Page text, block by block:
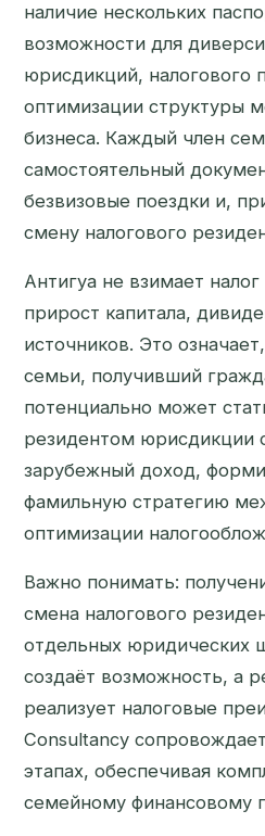
наличие нескольких
возможности для
юрисдикций, налогового
оптимизации структуры
бизнеса. Каждый член
самостоятельный
безвизовые поездки и,
смену налогового
Антигуа не взимает
прирост капитала,
источников. Это
семьи, получивший
потенциально может
резидентом юрисдикции
зарубежный доход,
фамильную стратегию
оптимизации
Важно понимать:
смена налогового
отдельных юридических
создаёт возможность, а
реализует налоговые
Consultancy
этапах, обеспечивая
семейному финансовому